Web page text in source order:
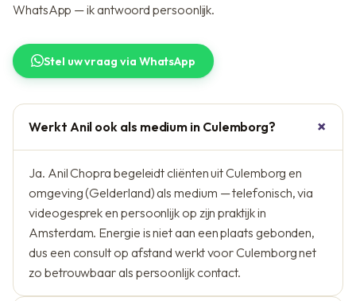
WhatsApp — ik antwoord persoonlijk.
Stel uw vraag via WhatsApp
Werkt Anil ook als medium in Culemborg?
Ja. Anil Chopra begeleidt cliënten uit Culemborg en
omgeving (Gelderland) als medium — telefonisch, via
videogesprek en persoonlijk op zijn praktijk in
Amsterdam. Energie is niet aan een plaats gebonden,
dus een consult op afstand werkt voor Culemborg net
zo betrouwbaar als persoonlijk contact.